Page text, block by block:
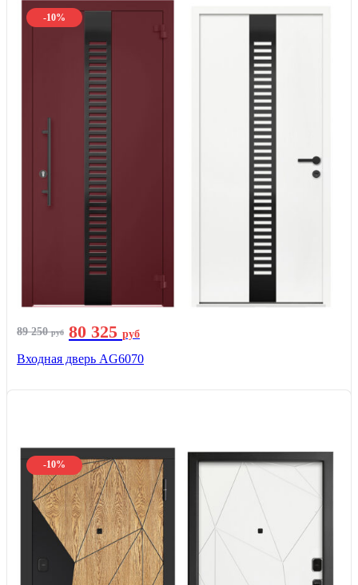
-10%
89 250руб 80 325 руб
Входная дверь AG6070
-10%